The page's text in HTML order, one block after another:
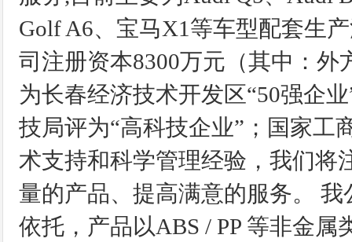
Golf A6、宝马X1等车型配套生
司注册资本8300万元（其中：外
为长春经济技术开发区“50强企
技局评为“高科技企业”；国家工
术支持和科学管理经验，我们将
量的产品、提高满意的服务。
依托，产品以ABS / PP 等非金